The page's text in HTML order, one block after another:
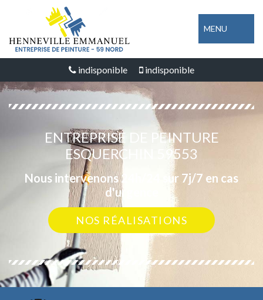
MENU
indisponible indisponible
ENTREPRISE DE PEINTURE
ESQUERCHIN 59553
Nous intervenons 24h/24 sur 7j/7 en cas
d'urgence
NOS RÉALISATIONS